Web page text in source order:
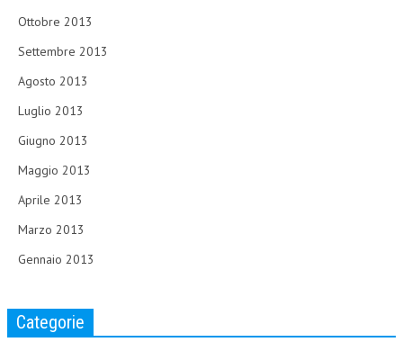
Ottobre 2013
Settembre 2013
Agosto 2013
Luglio 2013
Giugno 2013
Maggio 2013
Aprile 2013
Marzo 2013
Gennaio 2013
Categorie